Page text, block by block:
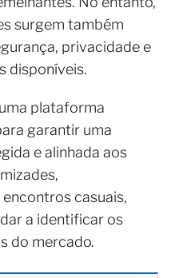
surgem também
privacidade e
disponíveis.
plataforma
garantir uma
e alinhada aos
casuais,
a identificar os
do mercado.